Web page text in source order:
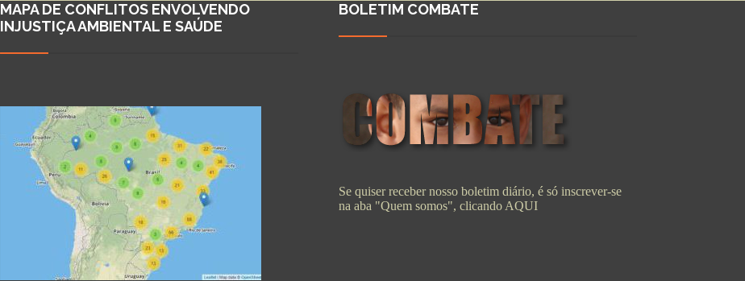
MAPA DE CONFLITOS ENVOLVENDO
INJUSTIÇA AMBIENTAL E SAÚDE
BOLETIM COMBATE
Se quiser receber nosso boletim diário, é só inscrever-se
na aba "Quem somos", clicando AQUI